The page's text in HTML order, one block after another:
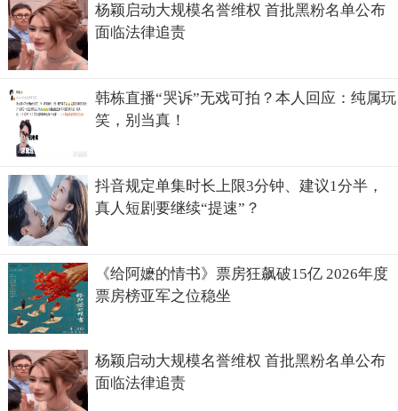
杨颖启动大规模名誉维权 首批黑粉名单公布
面临法律追责
韩栋直播“哭诉”无戏可拍？本人回应：纯属玩
笑，别当真！
抖音规定单集时长上限3分钟、建议1分半，
真人短剧要继续“提速”？
《给阿嬷的情书》票房狂飙破15亿 2026年度
票房榜亚军之位稳坐
杨颖启动大规模名誉维权 首批黑粉名单公布
面临法律追责